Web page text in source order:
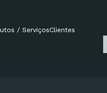
/ ServiçosClientes